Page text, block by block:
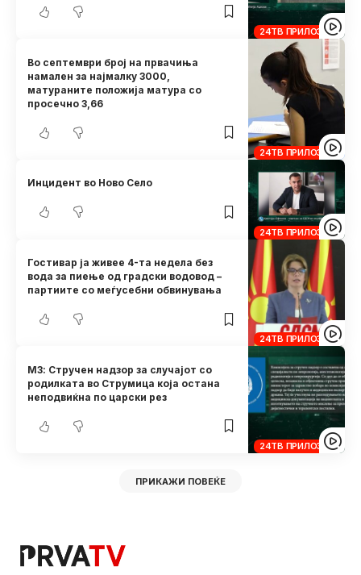
24ТВ ПРИЛОЗИ
24ТВ ПРИЛОЗИ
Во септември број на првачиња
намален за најмалку 3000,
матураните положија матура со
просечно 3,66
24ТВ ПРИЛОЗИ
Инцидент во Ново Село
24ТВ ПРИЛОЗИ
Гостивар ја живее 4-та недела без
вода за пиење од градски водовод –
партиите со меѓусебни обвинувања
24ТВ ПРИЛОЗИ
МЗ: Стручен надзор за случајот со
родилката во Струмица која остана
неподвиќна по царски рез
ПРИКАЖИ ПОВЕЌЕ